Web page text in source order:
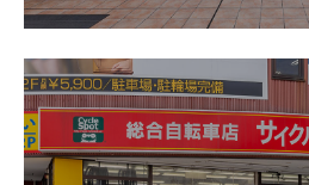
eVita
コンテンツ